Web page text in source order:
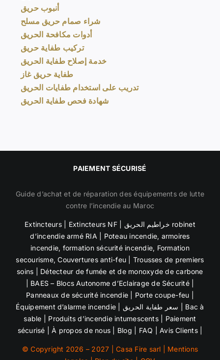
أنبوب حريق
شراء صمام حريق مسلح
أدوات مكافحة الحريق
تركيب طفاية حريق
خدمة إصلاح طفاية الحريق
طفاية حريق غاز
تدريب على استخدام طفايات الحريق
شهادة فحص طفاية الحريق
PAIEMENT SÉCURISÉ
Guide d’achat et de réparation des équipements de lutte
contre l’incendie au Maroc
Extincteurs| Extincteurs NF|
خراطيم الحريق robinet
d’incendie armé RIA
Poteau incendie, armoires
incendie, formation sécurité incendie, Formation
secourisme, Couvertures anti-feu | Trousses de premiers
soins | Détecteur de fumée et demonoxyde de carbone
| BAES – Blocs Autonome d’Eclairage de Sécurité |
Panneaux de sécurité incendie | Porte coupe-feu |
Équipement d’alarme incendie
سعر طفاية الحريق
Bac à
sable | Produits d’incendie intumescents | Paiement
sécurisé |À propos de nous Blog FAQ Avis Clients|
© Copyright 2026 – 2027 | Casa Fire sarl | Mentions